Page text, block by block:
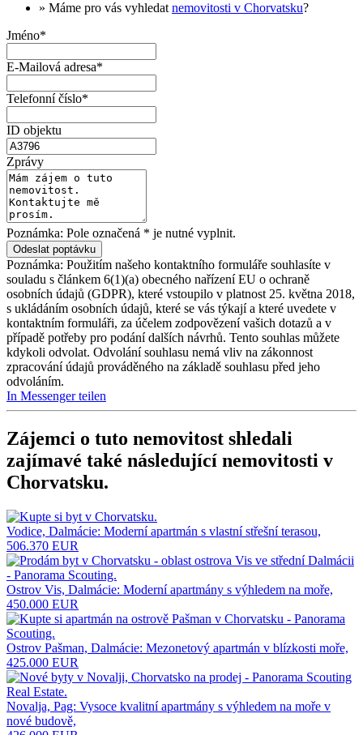
» Máme pro vás vyhledat nemovitosti v Chorvatsku?
Jméno*
E-Mailová adresa*
Telefonní číslo*
ID objektu
Zprávy
Poznámka: Pole označená * je nutné vyplnit.
Poznámka: Použitím našeho kontaktního formuláře souhlasíte v
souladu s článkem 6(1)(a) obecného nařízení EU o ochraně
osobních údajů (GDPR), které vstoupilo v platnost 25. května 2018,
s ukládáním osobních údajů, které se vás týkají a které uvedete v
kontaktním formuláři, za účelem zodpovězení vašich dotazů a v
případě potřeby pro podání dalších návrhů. Tento souhlas můžete
kdykoli odvolat. Odvolání souhlasu nemá vliv na zákonnost
zpracování údajů prováděného na základě souhlasu před jeho
odvoláním.
In Messenger teilen
Zájemci o tuto nemovitost shledali
zajímavé také následující nemovitosti v
Chorvatsku.
Vodice, Dalmácie: Moderní apartmán s vlastní střešní terasou,
506.370 EUR
Ostrov Vis, Dalmácie: Moderní apartmány s výhledem na moře,
450.000 EUR
Ostrov Pašman, Dalmácie: Mezonetový apartmán v blízkosti moře,
425.000 EUR
Novalja, Pag: Vysoce kvalitní apartmány s výhledem na moře v
nové budově,